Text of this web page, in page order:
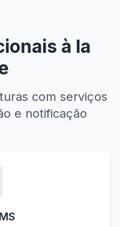
à la
com serviços
e notificação